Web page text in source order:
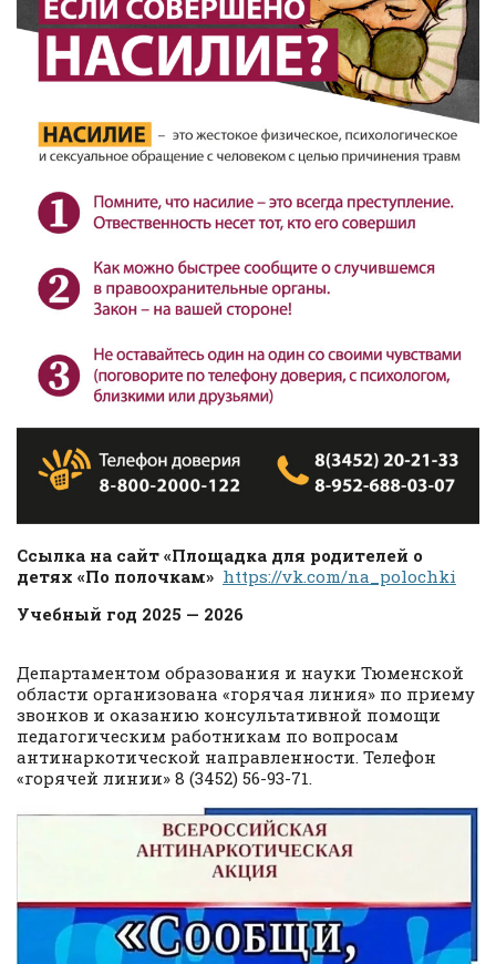
Ссылка на сайт «Площадка для родителей о
детях «По полочкам» https://vk.com/na_polochki
Учебный год 2025 — 2026
Департаментом образования и науки Тюменской
области организована «горячая линия» по приему
звонков и оказанию консультативной помощи
педагогическим работникам по вопросам
антинаркотической направленности. Телефон
«горячей линии» 8 (3452) 56-93-71.